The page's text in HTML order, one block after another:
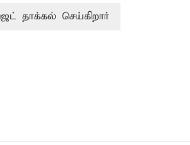
தாக்கல் செய்கிறார் முதல்-அமைச்சர்